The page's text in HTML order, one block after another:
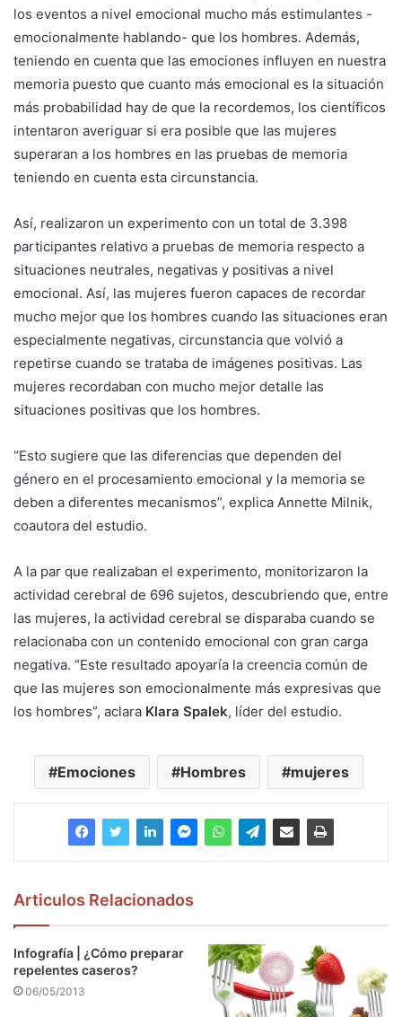
los eventos a nivel emocional mucho más estimulantes -
emocionalmente hablando- que los hombres. Además,
teniendo en cuenta que las emociones influyen en nuestra
memoria puesto que cuanto más emocional es la situación
más probabilidad hay de que la recordemos, los científicos
intentaron averiguar si era posible que las mujeres
superaran a los hombres en las pruebas de memoria
teniendo en cuenta esta circunstancia.
Así, realizaron un experimento con un total de 3.398
participantes relativo a pruebas de memoria respecto a
situaciones neutrales, negativas y positivas a nivel
emocional. Así, las mujeres fueron capaces de recordar
mucho mejor que los hombres cuando las situaciones eran
especialmente negativas, circunstancia que volvió a
repetirse cuando se trataba de imágenes positivas. Las
mujeres recordaban con mucho mejor detalle las
situaciones positivas que los hombres.
“Esto sugiere que las diferencias que dependen del
género en el procesamiento emocional y la memoria se
deben a diferentes mecanismos”, explica Annette Milnik,
coautora del estudio.
A la par que realizaban el experimento, monitorizaron la
actividad cerebral de 696 sujetos, descubriendo que, entre
las mujeres, la actividad cerebral se disparaba cuando se
relacionaba con un contenido emocional con gran carga
negativa. “Este resultado apoyaría la creencia común de
que las mujeres son emocionalmente más expresivas que
los hombres”, aclara Klara Spalek, líder del estudio.
Emociones Hombres mujeres
Articulos Relacionados
Infografía | ¿Cómo preparar
repelentes caseros?
06/05/2013